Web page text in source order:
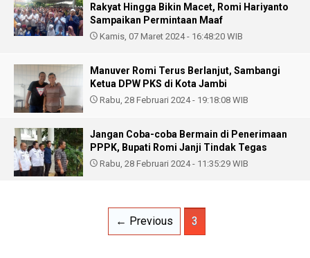
Rakyat Hingga Bikin Macet, Romi Hariyanto
Sampaikan Permintaan Maaf
Kamis, 07 Maret 2024 - 16:48:20 WIB
Manuver Romi Terus Berlanjut, Sambangi
Ketua DPW PKS di Kota Jambi
Rabu, 28 Februari 2024 - 19:18:08 WIB
Jangan Coba-coba Bermain di Penerimaan
PPPK, Bupati Romi Janji Tindak Tegas
Rabu, 28 Februari 2024 - 11:35:29 WIB
← Previous 3